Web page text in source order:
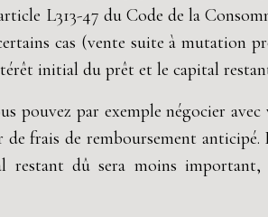
L313-47 du Code de la
cas (vente suite à mutation
initial du prêt et le capital
pouvez par exemple négocier
frais de remboursement
dû sera moins